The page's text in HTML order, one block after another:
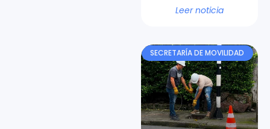
Leer noticia
SECRETARÍA DE MOVILIDAD